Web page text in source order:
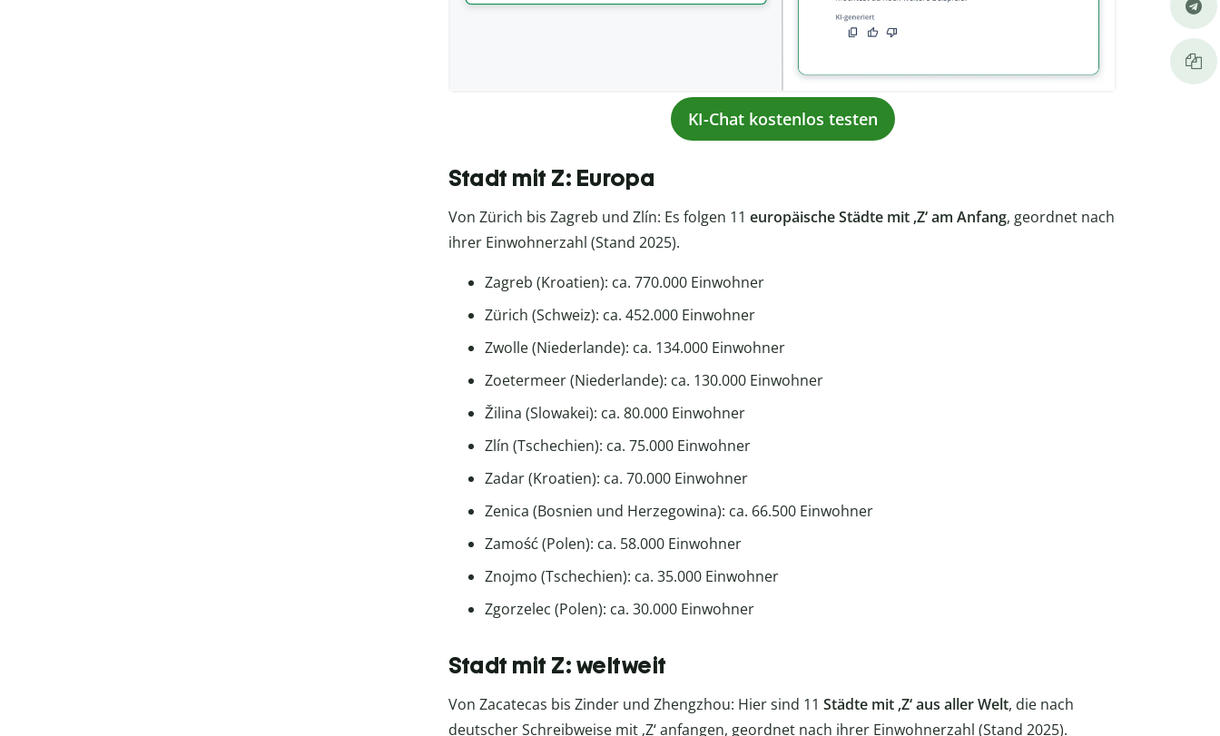
KI-Chat kostenlos testen
Stadt mit Z: Europa
Von Zürich bis Zagreb und Zlín: Es folgen 11 europäische Städte mit ‚Z‘ am Anfang, geordnet nach
ihrer Einwohnerzahl (Stand 2025).
Zagreb (Kroatien): ca. 770.000 Einwohner
Zürich (Schweiz): ca. 452.000 Einwohner
Zwolle (Niederlande): ca. 134.000 Einwohner
Zoetermeer (Niederlande): ca. 130.000 Einwohner
Žilina (Slowakei): ca. 80.000 Einwohner
Zlín (Tschechien): ca. 75.000 Einwohner
Zadar (Kroatien): ca. 70.000 Einwohner
Zenica (Bosnien und Herzegowina): ca. 66.500 Einwohner
Zamość (Polen): ca. 58.000 Einwohner
Znojmo (Tschechien): ca. 35.000 Einwohner
Zgorzelec (Polen): ca. 30.000 Einwohner
Stadt mit Z: weltweit
Von Zacatecas bis Zinder und Zhengzhou: Hier sind 11 Städte mit ‚Z‘ aus aller Welt, die nach
deutscher Schreibweise mit ‚Z‘ anfangen, geordnet nach ihrer Einwohnerzahl (Stand 2025).